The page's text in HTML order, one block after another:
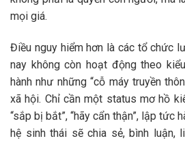
mọi giá.
Điều nguy hiểm hơn là các tổ chức
nay không còn hoạt động theo
hành như những “cỗ máy truyền
xã hội. Chỉ cần một status mơ hồ
“sắp bị bắt”, “hãy cẩn thận”, lập tức
hệ sinh thái sẽ chia sẻ, bình luận,